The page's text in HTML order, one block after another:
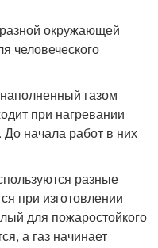
окружающей
человеческого
газом
при нагревании
До начала работ в них
разные
при изготовлении
для пожаростойкого
а газ начинает